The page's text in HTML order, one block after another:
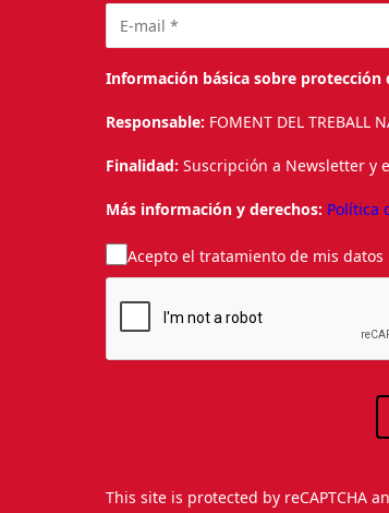
Información básica sobre protección
Responsable: FOMENT DEL TREBALL
Finalidad: Suscripción a Newsletter y
Más información y derechos: Política
Acepto el tratamiento de mis
This site is protected by reCAPTCHA